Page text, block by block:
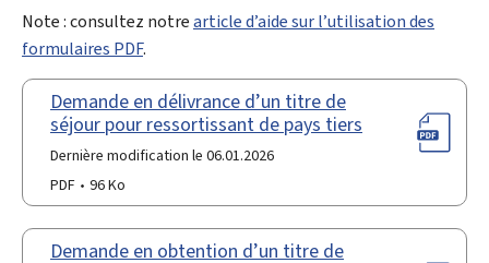
Note : consultez notrearticle d’aide sur l’utilisation des
formulaires PDF.
Demande en délivrance d’un titre de
séjour pour ressortissant de pays tiers
Dernière modification le 06.01.2026
PDF
96 Ko
Demande en obtention d’un titre de